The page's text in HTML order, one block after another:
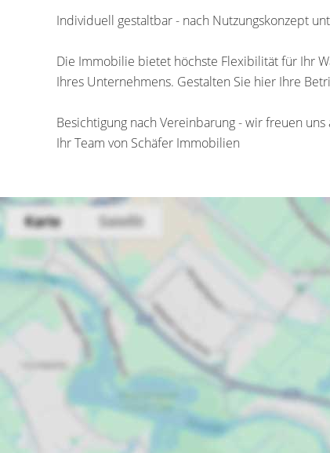
Individuell gestaltbar - nach Nutzungskonzept
Die Immobilie bietet höchste Flexibilität für Ihr
Ihres Unternehmens. Gestalten Sie hier Ihre
Besichtigung nach Vereinbarung - wir freuen uns
Ihr Team von Schäfer Immobilien